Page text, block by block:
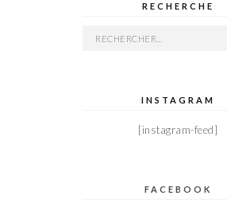
RECHERCHE
Rechercher :
INSTAGRAM
[instagram-feed]
FACEBOOK